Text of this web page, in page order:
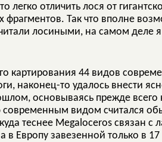
легко отличить лося от
фрагментов. Так что вполне
лосиными, на самом деле
картирования 44 видов
наконец-то удалось внести
основываясь прежде
видом считался
куда теснее Megaloceros связан
в Европу завезенной только в